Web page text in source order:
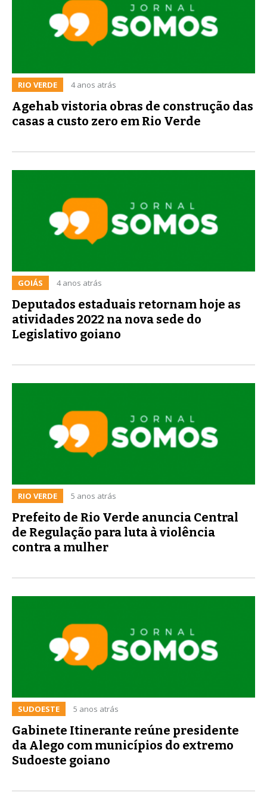
RIO VERDE 4 anos atrás
Agehab vistoria obras de construção das
casas a custo zero em Rio Verde
GOIÁS 4 anos atrás
Deputados estaduais retornam hoje as
atividades 2022 na nova sede do
Legislativo goiano
RIO VERDE 5 anos atrás
Prefeito de Rio Verde anuncia Central
de Regulação para luta à violência
contra a mulher
SUDOESTE 5 anos atrás
Gabinete Itinerante reúne presidente
da Alego com municípios do extremo
Sudoeste goiano